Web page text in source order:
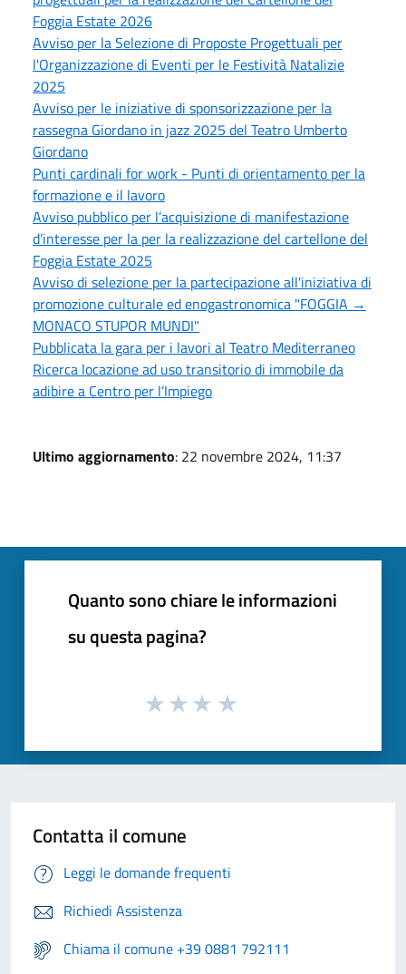
Foggia Estate 2026
Avviso per la Selezione di Proposte Progettuali per
l'Organizzazione di Eventi per le Festività Natalizie
2025
Avviso per le iniziative di sponsorizzazione per la
rassegna Giordano in jazz 2025 del Teatro Umberto
Giordano
Punti cardinali for work - Punti di orientamento per la
formazione e il lavoro
Avviso pubblico per l’acquisizione di manifestazione
d’interesse per la per la realizzazione del cartellone del
Foggia Estate 2025
Avviso di selezione per la partecipazione all'iniziativa di
promozione culturale ed enogastronomica "FOGGIA →
MONACO STUPOR MUNDI"
Pubblicata la gara per i lavori al Teatro Mediterraneo
Ricerca locazione ad uso transitorio di immobile da
adibire a Centro per l’Impiego
Ultimo aggiornamento: 22 novembre 2024, 11:37
Quanto sono chiare le informazioni
su questa pagina?
Contatta il comune
Leggi le domande frequenti
Richiedi Assistenza
Chiama il comune +39 0881 792111